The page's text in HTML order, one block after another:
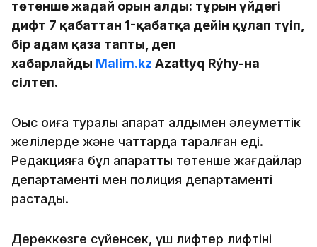
төтенше жағдай орын алды: тұрғын үйдегі
дифт 7 қабаттан 1-қабатқа дейін құлап түіп,
бір адам қаза тапты, деп
хабарлайды Malim.kz Azattyq Rýhy-на
сілтеп.
Оқыс оқиға туралы ақпарат алдымен әлеуметтік
желілерде және чаттарда таралған еді.
Редакцияға бұл ақпаратты төтенше жағдайлар
департаменті мен полиция департаменті
растады.
Дереккөзге сүйенсек, үш лифтер лифтіні